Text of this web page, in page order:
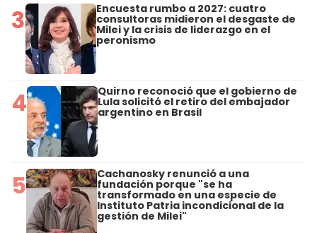
3 Encuesta rumbo a 2027: cuatro
consultoras midieron el desgaste de
Milei y la crisis de liderazgo en el
peronismo
4 Quirno reconoció que el gobierno de
Lula solicitó el retiro del embajador
argentino en Brasil
5 Cachanosky renunció a una
fundación porque "se ha
transformado en una especie de
Instituto Patria incondicional de la
gestión de Milei"